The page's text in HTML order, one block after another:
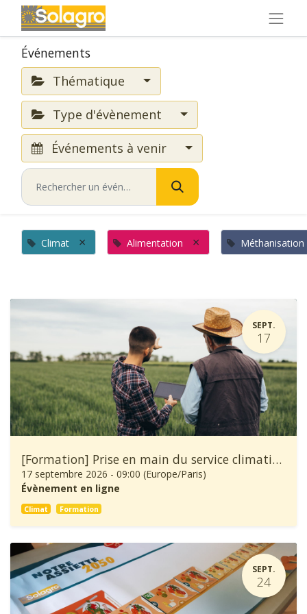
Événements
Thématique
Type d'évènement
Événements à venir
Climat × Alimentation × Méthanisation
SEPT.
17
[Formation] Prise en main du service climatique Climadiag Agriculture et Forêt
17 septembre 2026 - 09:00 (Europe/Paris)
Évènement en ligne
Climat Formation
SEPT.
24